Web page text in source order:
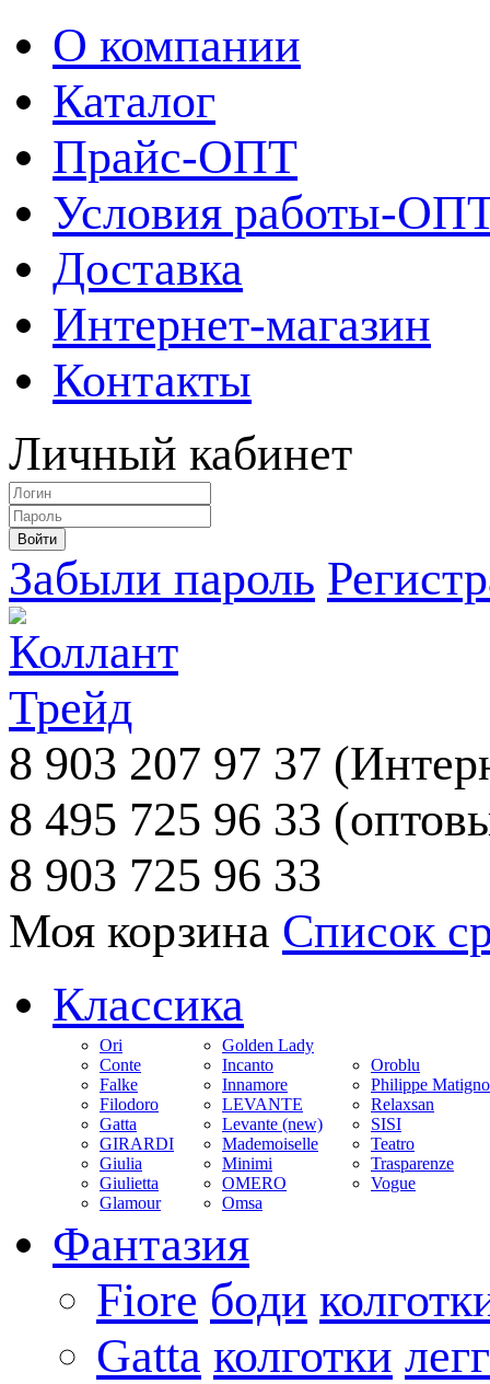
О компании
Каталог
Прайс-ОПТ
Условия работы-
Доставка
Интернет-магазин
Контакты
Личный кабинет
Забыли пароль
8 903 207 97 37
8 495 725 96 33
8 903 725 96 33
Моя корзина Список
Классика
Ori
Conte
Falke
Filodoro
Gatta
GIRARDI
Giulia
Giulietta
Glamour
Golden Lady
Incanto
Innamore
LEVANTE
Levante (new)
Mademoiselle
Minimi
OMERO
Omsa
Oroblu
Philippe
Relaxsan
SISI
Teatro
Trasparenze
Vogue
Фантазия
Fiore боди
Gatta колготки